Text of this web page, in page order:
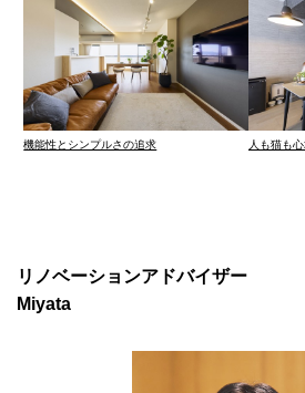
機能性とシンプルさの追求 人も猫も
リノベーションアドバイザー
Miyata